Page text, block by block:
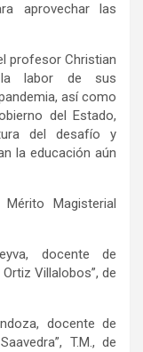
aprovechar las
profesor Christian
la labor de sus
así como
del Estado,
del desafío y
la educación aún
Magisterial
docente de
Villalobos”, de
docente de
T.M., de